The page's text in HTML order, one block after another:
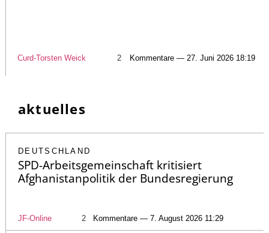
Curd-Torsten Weick 2 Kommentare — 27. Juni 2026 18:19
aktuelles
DEUTSCHLAND
SPD-Arbeitsgemeinschaft kritisiert
Afghanistanpolitik der Bundesregierung
JF-Online 2 Kommentare — 7. August 2026 11:29